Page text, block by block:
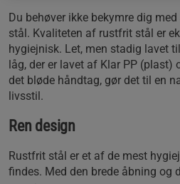
Du behøver ikke bekymre dig
stål. Kvaliteten af rustfrit stål er
hygiejnisk. Let, men stadig lavet
låg, der er lavet af Klar PP (plast)
det bløde håndtag, gør det til en
livsstil.
Ren design
Rustfrit stål er et af de mest
findes. Med den brede åbning og